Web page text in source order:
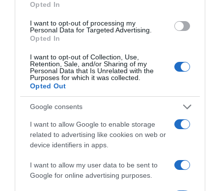
Opted In
I want to opt-out of processing my
Personal Data for Targeted Advertising.
Opted In
I want to opt-out of Collection, Use,
Retention, Sale, and/or Sharing of my
Personal Data that Is Unrelated with the
Purposes for which it was collected.
Opted Out
Google consents
I want to allow Google to enable storage
related to advertising like cookies on web or
device identifiers in apps.
I want to allow my user data to be sent to
Google for online advertising purposes.
Detalles del producto
Categoría
La Despensa
Subcategoría
Aperitivos
CARREFOUR